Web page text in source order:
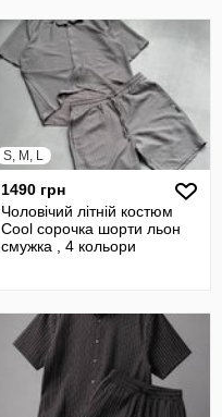
S, M, L
1490 грн
Чоловічий літній костюм
Cool сорочка шорти льон
смужка , 4 кольори